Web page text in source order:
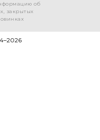
об
закрытых
2026